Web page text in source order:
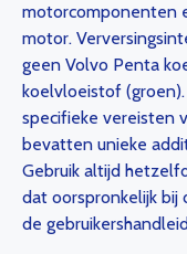
motorcomponenten
motor.
geen Volvo Penta
koelvloeistof
specifieke vereisten
bevatten unieke
Gebruik altijd
dat oorspronkelijk bij
de